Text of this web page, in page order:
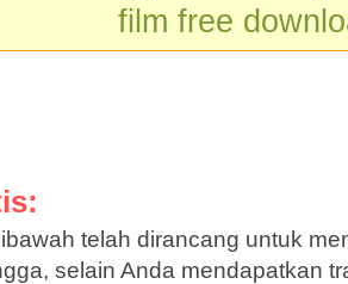
film free
telah dirancang untuk
selain Anda mendapatkan